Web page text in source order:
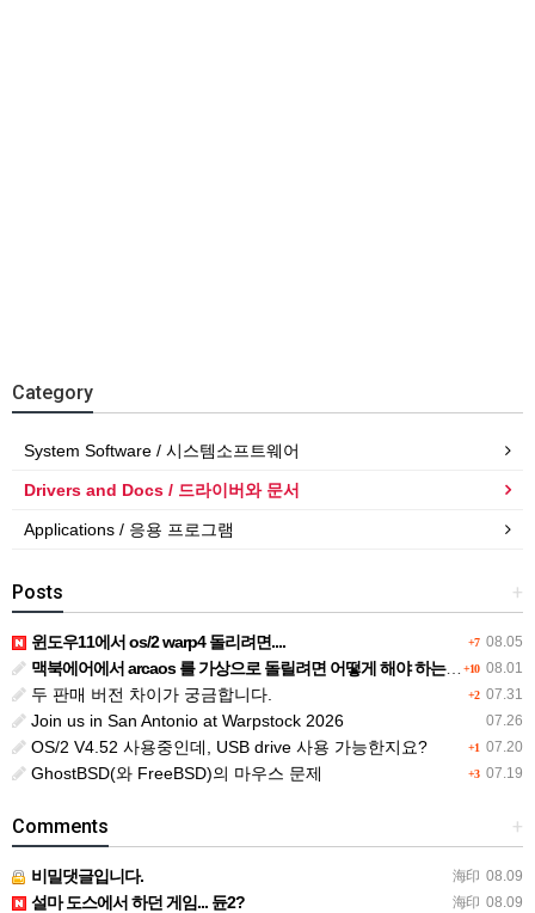
Category
System Software / 시스템소프트웨어
Drivers and Docs / 드라이버와 문서
Applications / 응용 프로그램
+
Posts
+7 08.05
윈도우11에서 os/2 warp4 돌리려면....
+10 08.01
맥북에어에서 arcaos 를 가상으로 돌릴려면 어떻게 해야 하는 지요?
+2 07.31
두 판매 버전 차이가 궁금합니다.
07.26
Join us in San Antonio at Warpstock 2026
+1 07.20
OS/2 V4.52 사용중인데, USB drive 사용 가능한지요?
+3 07.19
GhostBSD(와 FreeBSD)의 마우스 문제
+
Comments
海印 08.09
비밀댓글입니다.
海印 08.09
설마 도스에서 하던 게임... 듄2?